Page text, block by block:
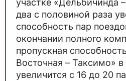
участке «Дельбичинда
два с половиной раза
способность пар
окончании полного
пропускная
Восточная – Таксимо» в
увеличится с 16 до 20